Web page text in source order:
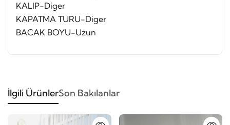
KALIP-Diger
KAPATMA TURU-Diger
BACAK BOYU-Uzun
İlgili ÜrünlerSon Bakılanlar